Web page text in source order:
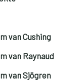
van Cushing
van Raynaud
van Sjögren